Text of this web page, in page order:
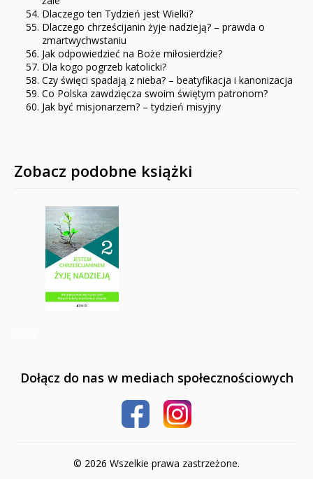
Dlaczego ten Tydzień jest Wielki?
Dlaczego chrześcijanin żyje nadzieją? – prawda o
zmartwychwstaniu
Jak odpowiedzieć na Boże miłosierdzie?
Dla kogo pogrzeb katolicki?
Czy święci spadają z nieba? – beatyfikacja i kanonizacja
Co Polska zawdzięcza swoim świętym patronom?
Jak być misjonarzem? – tydzień misyjny
Zobacz podobne książki
Dołącz do nas w mediach społecznościowych
© 2026 Wszelkie prawa zastrzeżone.